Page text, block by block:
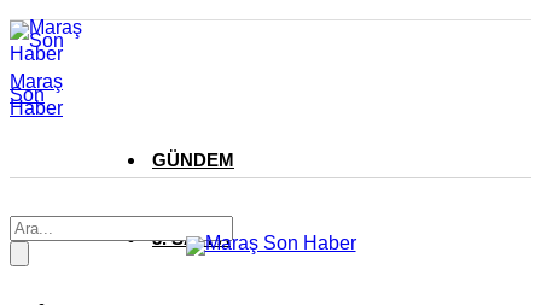
Maraş
Son
Haber
GÜNDEM
3. SAYFA